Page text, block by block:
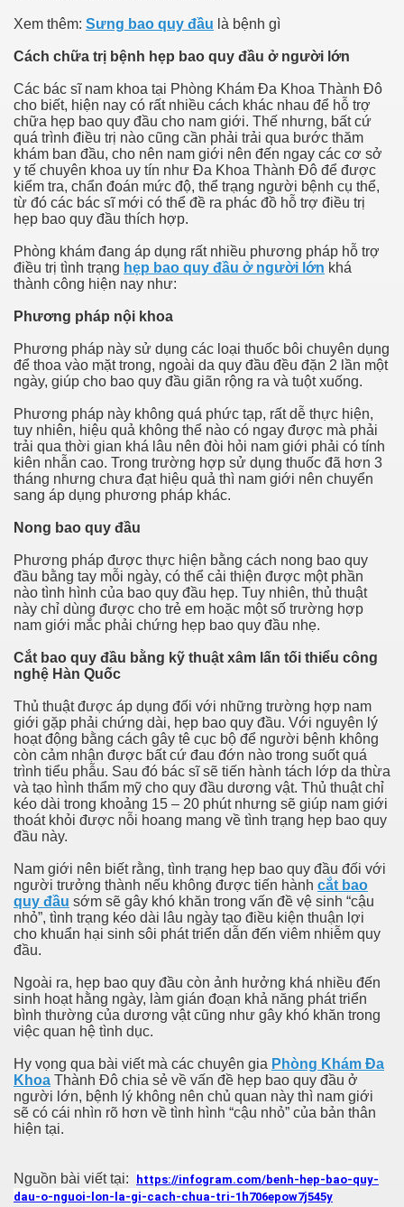
Xem thêm: Sưng bao quy đầu là bệnh gì
Cách chữa trị bệnh hẹp bao quy đầu ở người lớn
Các bác sĩ nam khoa tại Phòng Khám Đa Khoa Thành Đô
cho biết, hiện nay có rất nhiều cách khác nhau để hỗ trợ
chữa hẹp bao quy đầu cho nam giới. Thế nhưng, bất cứ
quá trình điều trị nào cũng cần phải trải qua bước thăm
khám ban đầu, cho nên nam giới nên đến ngay các cơ sở
y tế chuyên khoa uy tín như Đa Khoa Thành Đô để được
kiểm tra, chẩn đoán mức độ, thể trạng người bệnh cụ thể,
từ đó các bác sĩ mới có thể đề ra phác đồ hỗ trợ điều trị
hẹp bao quy đầu thích hợp.
Phòng khám đang áp dụng rất nhiều phương pháp hỗ trợ
điều trị tình trạng hẹp bao quy đầu ở người lớn khá
thành công hiện nay như:
Phương pháp nội khoa
Phương pháp này sử dụng các loại thuốc bôi chuyên dụng
để thoa vào mặt trong, ngoài da quy đầu đều đặn 2 lần một
ngày, giúp cho bao quy đầu giãn rộng ra và tuột xuống.
Phương pháp này không quá phức tạp, rất dễ thực hiện,
tuy nhiên, hiệu quả không thể nào có ngay được mà phải
trải qua thời gian khá lâu nên đòi hỏi nam giới phải có tính
kiên nhẫn cao. Trong trường hợp sử dụng thuốc đã hơn 3
tháng nhưng chưa đạt hiệu quả thì nam giới nên chuyển
sang áp dụng phương pháp khác.
Nong bao quy đầu
Phương pháp được thực hiện bằng cách nong bao quy
đầu bằng tay mỗi ngày, có thể cải thiện được một phần
nào tình hình của bao quy đầu hẹp. Tuy nhiên, thủ thuật
này chỉ dùng được cho trẻ em hoặc một số trường hợp
nam giới mắc phải chứng hẹp bao quy đầu nhẹ.
Cắt bao quy đầu bằng kỹ thuật xâm lấn tối thiểu công
nghệ Hàn Quốc
Thủ thuật được áp dụng đối với những trường hợp nam
giới gặp phải chứng dài, hẹp bao quy đầu. Với nguyên lý
hoạt động bằng cách gây tê cục bộ để người bệnh không
còn cảm nhận được bất cứ đau đớn nào trong suốt quá
trình tiểu phẫu. Sau đó bác sĩ sẽ tiến hành tách lớp da thừa
và tạo hình thẩm mỹ cho quy đầu dương vật. Thủ thuật chỉ
kéo dài trong khoảng 15 – 20 phút nhưng sẽ giúp nam giới
thoát khỏi được nỗi hoang mang về tình trạng hẹp bao quy
đầu này.
Nam giới nên biết rằng, tình trạng hẹp bao quy đầu đối với
người trưởng thành nếu không được tiến hành cắt bao
quy đầu sớm sẽ gây khó khăn trong vấn đề vệ sinh “cậu
nhỏ”, tình trạng kéo dài lâu ngày tạo điều kiện thuận lợi
cho khuẩn hại sinh sôi phát triển dẫn đến viêm nhiễm quy
đầu.
Ngoài ra, hẹp bao quy đầu còn ảnh hưởng khá nhiều đến
sinh hoạt hằng ngày, làm gián đoạn khả năng phát triển
bình thường của dương vật cũng như gây khó khăn trong
việc quan hệ tình dục.
Hy vọng qua bài viết mà các chuyên gia Phòng Khám Đa
Khoa Thành Đô chia sẻ về vấn đề hẹp bao quy đầu ở
người lớn, bệnh lý không nên chủ quan này thì nam giới
sẽ có cái nhìn rõ hơn về tình hình “cậu nhỏ” của bản thân
hiện tại.
Nguồn bài viết tại:
https://infogram.com/benh-hep-bao-quy-
dau-o-nguoi-lon-la-gi-cach-chua-tri-1h706epow7j545y